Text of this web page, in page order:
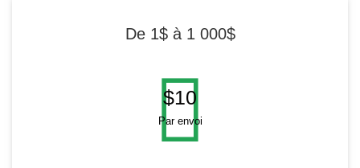
De 1$ à 1 000$
$10
Par envoi